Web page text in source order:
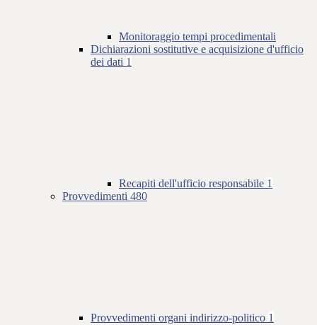
Monitoraggio tempi procedimentali
Dichiarazioni sostitutive e acquisizione d'ufficio
dei dati 1
Recapiti dell'ufficio responsabile 1
Provvedimenti 480
Provvedimenti organi indirizzo-politico 1